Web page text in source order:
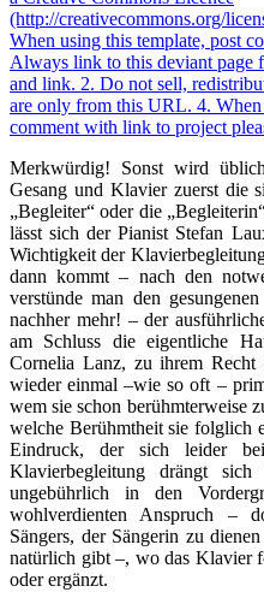
Merkwürdig! Sonst wird
Gesang und Klavier zuerst die
„Begleiter“ oder die
lässt sich der Pianist Stefan
Wichtigkeit der
dann kommt – nach den
verstünde man den
nachher mehr! – der
am Schluss die eigentliche
Cornelia Lanz, zu ihrem Recht
wieder einmal –wie so oft –
wem sie schon berühmterweise
welche Berühmtheit sie folglich
Eindruck, der sich leider
Klavierbegleitung drängt
ungebührlich in den
wohlverdienten Anspruch –
Sängers, der Sängerin zu
natürlich gibt –, wo das Klavier
oder ergänzt.